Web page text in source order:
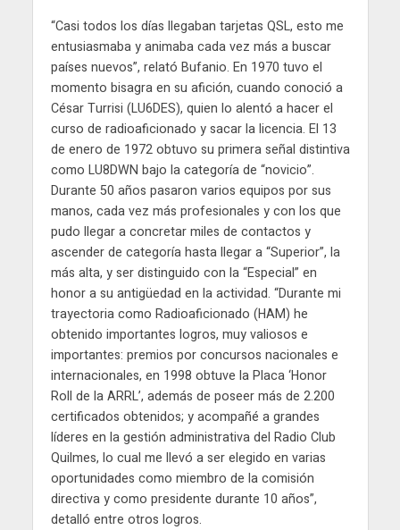
“Casi todos los días llegaban tarjetas QSL, esto me
entusiasmaba y animaba cada vez más a buscar
países nuevos”, relató Bufanio. En 1970 tuvo el
momento bisagra en su afición, cuando conoció a
César Turrisi (LU6DES), quien lo alentó a hacer el
curso de radioaficionado y sacar la licencia. El 13
de enero de 1972 obtuvo su primera señal distintiva
como LU8DWN bajo la categoría de “novicio”.
Durante 50 años pasaron varios equipos por sus
manos, cada vez más profesionales y con los que
pudo llegar a concretar miles de contactos y
ascender de categoría hasta llegar a “Superior”, la
más alta, y ser distinguido con la “Especial” en
honor a su antigüedad en la actividad. “Durante mi
trayectoria como Radioaficionado (HAM) he
obtenido importantes logros, muy valiosos e
importantes: premios por concursos nacionales e
internacionales, en 1998 obtuve la Placa ‘Honor
Roll de la ARRL’, además de poseer más de 2.200
certificados obtenidos; y acompañé a grandes
líderes en la gestión administrativa del Radio Club
Quilmes, lo cual me llevó a ser elegido en varias
oportunidades como miembro de la comisión
directiva y como presidente durante 10 años”,
detalló entre otros logros.